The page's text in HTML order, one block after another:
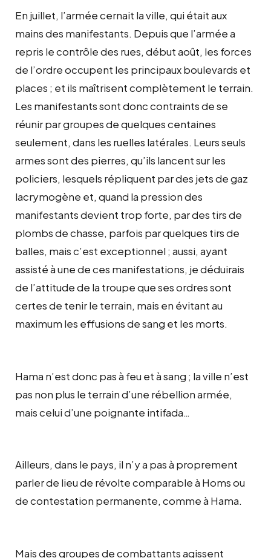
En juillet, l’armée cernait la ville, qui était aux
mains des manifestants. Depuis que l’armée a
repris le contrôle des rues, début août, les forces
de l’ordre occupent les principaux boulevards et
places ; et ils maîtrisent complètement le terrain.
Les manifestants sont donc contraints de se
réunir par groupes de quelques centaines
seulement, dans les ruelles latérales. Leurs seuls
armes sont des pierres, qu’ils lancent sur les
policiers, lesquels répliquent par des jets de gaz
lacrymogène et, quand la pression des
manifestants devient trop forte, par des tirs de
plombs de chasse, parfois par quelques tirs de
balles, mais c’est exceptionnel ; aussi, ayant
assisté à une de ces manifestations, je déduirais
de l’attitude de la troupe que ses ordres sont
certes de tenir le terrain, mais en évitant au
maximum les effusions de sang et les morts.
Hama n’est donc pas à feu et à sang ; la ville n’est
pas non plus le terrain d’une rébellion armée,
mais celui d’une poignante intifada…
Ailleurs, dans le pays, il n’y a pas à proprement
parler de lieu de révolte comparable à Homs ou
de contestation permanente, comme à Hama.
Mais des groupes de combattants agissent